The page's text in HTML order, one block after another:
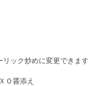
ック炒めに変更できます
Ｏ醤添え